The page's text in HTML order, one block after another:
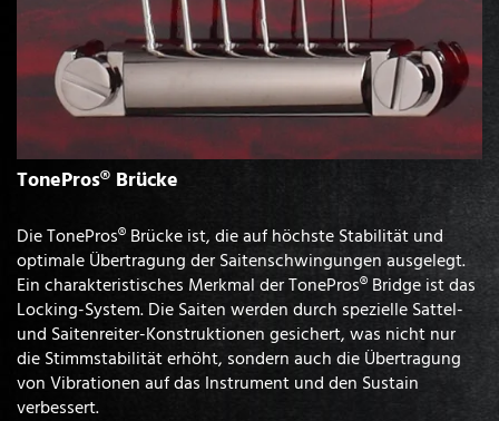
TonePros® Brücke
Die TonePros® Brücke ist, die auf höchste Stabilität und
optimale Übertragung der Saitenschwingungen ausgelegt.
Ein charakteristisches Merkmal der TonePros® Bridge ist das
Locking-System. Die Saiten werden durch spezielle Sattel-
und Saitenreiter-Konstruktionen gesichert, was nicht nur
die Stimmstabilität erhöht, sondern auch die Übertragung
von Vibrationen auf das Instrument und den Sustain
verbessert.